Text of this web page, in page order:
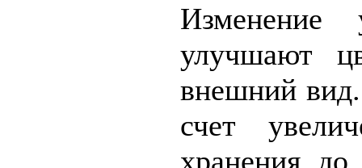
Изменение
улучшают
внешний вид.
счет
хранения